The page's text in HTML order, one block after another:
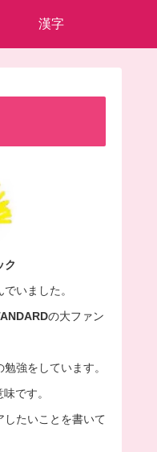
漢字
ク
いました。
の大ファン
強をしています。
です。
したいことを書いて